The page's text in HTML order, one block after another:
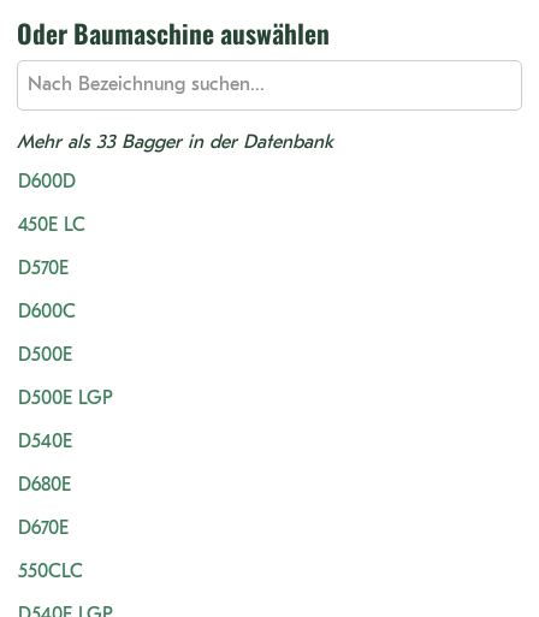
Oder Baumaschine auswählen
Mehr als 33 Bagger in der Datenbank
D600D
450E LC
D570E
D600C
D500E
D500E LGP
D540E
D680E
D670E
550CLC